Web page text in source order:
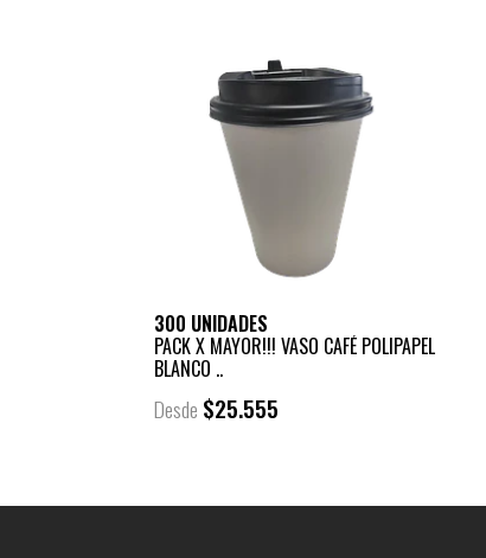
300 UNIDADES
PACK X MAYOR!!! VASO CAFÉ POLIPAPEL
BLANCO ..
Desde $25.555